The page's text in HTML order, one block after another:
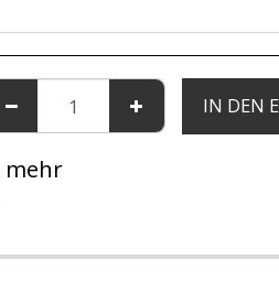
IN DEN
mehr